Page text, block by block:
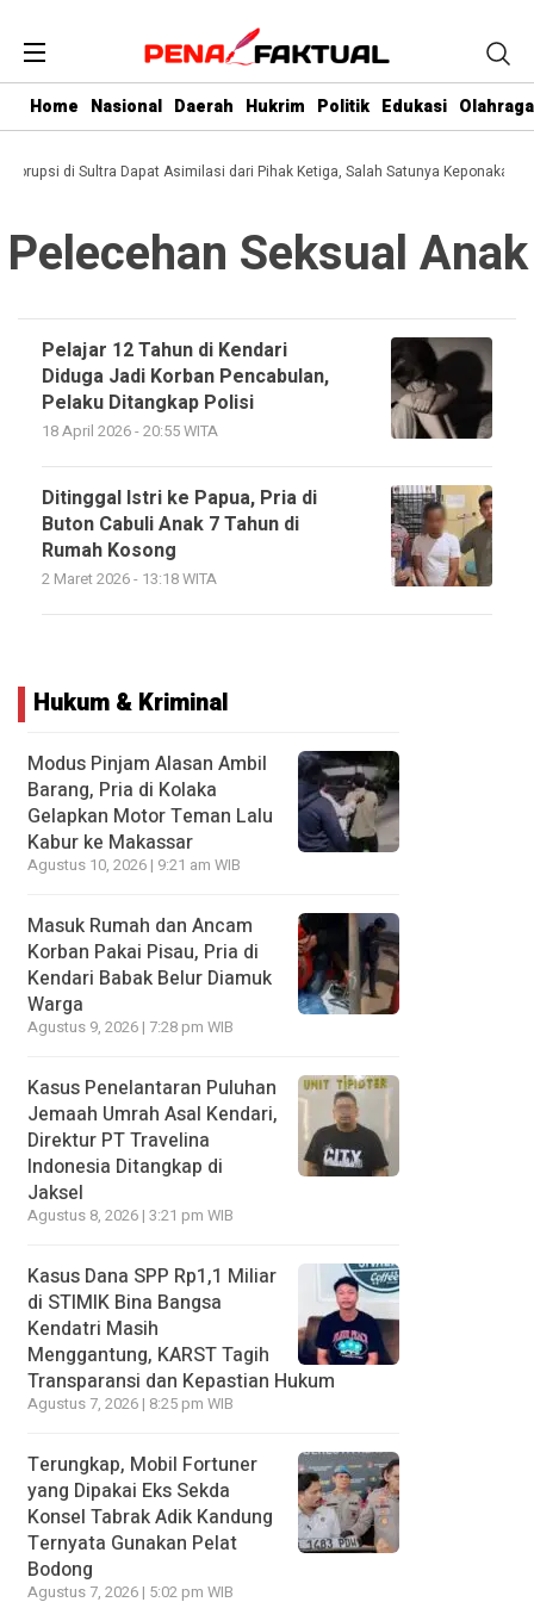
Home Nasional Daerah Hukrim Politik Edukasi Olahraga
Korupsi di Sultra Dapat Asimilasi dari Pihak Ketiga, Salah Satunya Keponakan
Pelecehan Seksual Anak
Pelajar 12 Tahun di Kendari
Diduga Jadi Korban Pencabulan,
Pelaku Ditangkap Polisi
18 April 2026 - 20:55 WITA
Ditinggal Istri ke Papua, Pria di
Buton Cabuli Anak 7 Tahun di
Rumah Kosong
2 Maret 2026 - 13:18 WITA
Hukum & Kriminal
Modus Pinjam Alasan Ambil
Barang, Pria di Kolaka
Gelapkan Motor Teman Lalu
Kabur ke Makassar
Agustus 10, 2026 | 9:21 am WIB
Masuk Rumah dan Ancam
Korban Pakai Pisau, Pria di
Kendari Babak Belur Diamuk
Warga
Agustus 9, 2026 | 7:28 pm WIB
Kasus Penelantaran Puluhan
Jemaah Umrah Asal Kendari,
Direktur PT Travelina
Indonesia Ditangkap di
Jaksel
Agustus 8, 2026 | 3:21 pm WIB
Kasus Dana SPP Rp1,1 Miliar
di STIMIK Bina Bangsa
Kendatri Masih
Menggantung, KARST Tagih
Transparansi dan Kepastian Hukum
Agustus 7, 2026 | 8:25 pm WIB
Terungkap, Mobil Fortuner
yang Dipakai Eks Sekda
Konsel Tabrak Adik Kandung
Ternyata Gunakan Pelat
Bodong
Agustus 7, 2026 | 5:02 pm WIB